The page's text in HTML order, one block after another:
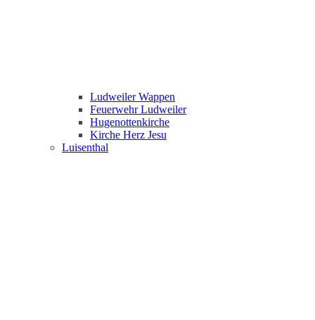
Ludweiler Wappen
Feuerwehr Ludweiler
Hugenottenkirche
Kirche Herz Jesu
Luisenthal